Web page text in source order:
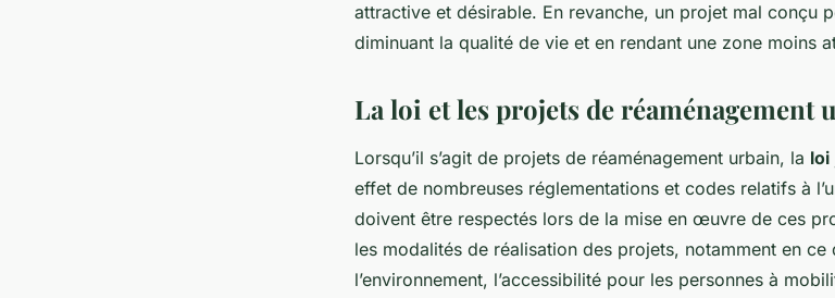
attractive et désirable. En revanche, un projet mal conçu
diminuant la qualité de vie et en rendant une zone moins
La loi et les projets de réaménagement
Lorsqu’il s’agit de projets de réaménagement urbain, la loi
effet de nombreuses réglementations et codes relatifs à
doivent être respectés lors de la mise en œuvre de ces
les modalités de réalisation des projets, notamment en
l’environnement, l’accessibilité pour les personnes à